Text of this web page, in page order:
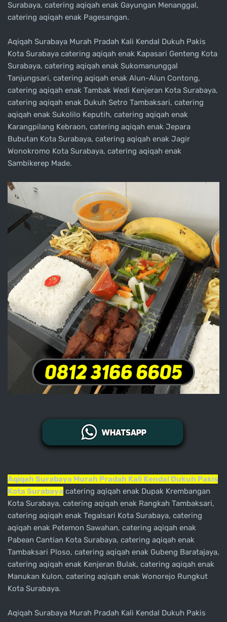
Surabaya, catering aqiqah enak Gayungan Menanggal,
catering aqiqah enak Pagesangan.
Aqiqah Surabaya Murah Pradah Kali Kendal Dukuh Pakis
Kota Surabaya catering aqiqah enak Kapasari Genteng Kota
Surabaya, catering aqiqah enak Sukomanunggal
Tanjungsari, catering aqiqah enak Alun-Alun Contong,
catering aqiqah enak Tambak Wedi Kenjeran Kota Surabaya,
catering aqiqah enak Dukuh Setro Tambaksari, catering
aqiqah enak Sukolilo Keputih, catering aqiqah enak
Karangpilang Kebraon, catering aqiqah enak Jepara
Bubutan Kota Surabaya, catering aqiqah enak Jagir
Wonokromo Kota Surabaya, catering aqiqah enak
Sambikerep Made.
Aqiqah Surabaya Murah Pradah Kali Kendal Dukuh Pakis
Kota Surabaya catering aqiqah enak Dupak Krembangan
Kota Surabaya, catering aqiqah enak Rangkah Tambaksari,
catering aqiqah enak Tegalsari Kota Surabaya, catering
aqiqah enak Petemon Sawahan, catering aqiqah enak
Pabean Cantian Kota Surabaya, catering aqiqah enak
Tambaksari Ploso, catering aqiqah enak Gubeng Baratajaya,
catering aqiqah enak Kenjeran Bulak, catering aqiqah enak
Manukan Kulon, catering aqiqah enak Wonorejo Rungkut
Kota Surabaya.
Aqiqah Surabaya Murah Pradah Kali Kendal Dukuh Pakis